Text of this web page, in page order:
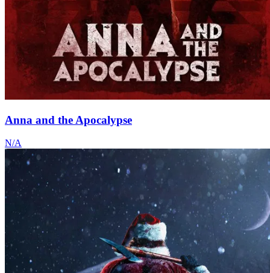
Anna and the Apocalypse
N/A